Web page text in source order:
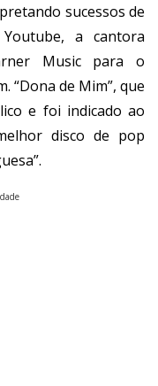
sucessos de
a cantora
Music para o
“Dona de Mim”, que
e foi indicado ao
disco de pop